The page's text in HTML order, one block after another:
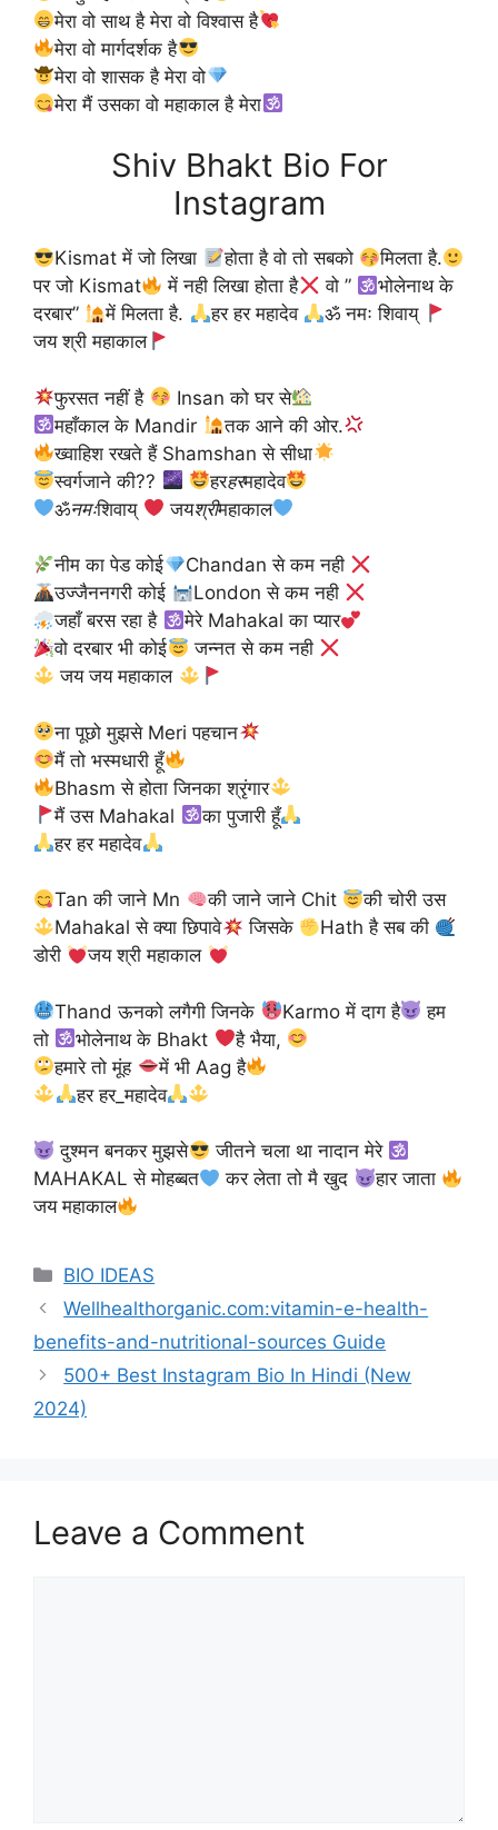
मेरा वो साथ है मेरा वो विश्वास है
मेरा वो मार्गदर्शक है
मेरा वो शासक है मेरा वो
मेरा मैं उसका वो महाकाल है मेरा
Shiv Bhakt Bio For
Instagram
Kismat में जो लिखा होता है वो तो सबको
मिलता है.
पर जो Kismat
में नही लिखा होता है वो ”
भोलेनाथ के
दरबार”
में मिलता है. हर हर महादेव
ॐ नमः शिवाय्
जय श्री महाकाल
फुरसत नहीं है
Insan को घर से
महाँकाल के Mandir
तक आने की ओर.
ख्वाहिश रखते हैं Shamshan से सीधा
स्वर्गजाने की??
हरहरमहादेव
ॐनमःशिवाय् जयश्रीमहाकाल
नीम का पेड कोई
Chandan से कम नही
उज्जैननगरी कोई
London से कम नही
जहाँ बरस रहा है
मेरे Mahakal का प्यार
वो दरबार भी कोई
जन्नत से कम नही
जय जय महाकाल
ना पूछो मुझसे Meri पहचान
मैं तो भस्मधारी हूँ
Bhasm से होता जिनका श्रृंगार
मैं उस Mahakal
का पुजारी हूँ
हर हर महादेव
Tan की जाने Mn की जाने जाने Chit
की चोरी उस
Mahakal से क्या छिपावे
जिसके
Hath है सब की
डोरी
जय श्री महाकाल
Thand ऊनको लगैगी जिनके Karmo में दाग है
हम
तो
भोलेनाथ के Bhakt
है भैया,
हमारे तो मूंह
में भी Aag है
हर हर_महादेव
दुश्मन बनकर मुझसे
जीतने चला था नादान मेरे
MAHAKAL से मोहब्बत
कर लेता तो मै खुद
हार जाता
जय महाकाल
Categories
BIO IDEAS
Wellhealthorganic.com:vitamin-e-health-
benefits-and-nutritional-sources Guide
500+ Best Instagram Bio In Hindi (New
2024)
Leave a Comment